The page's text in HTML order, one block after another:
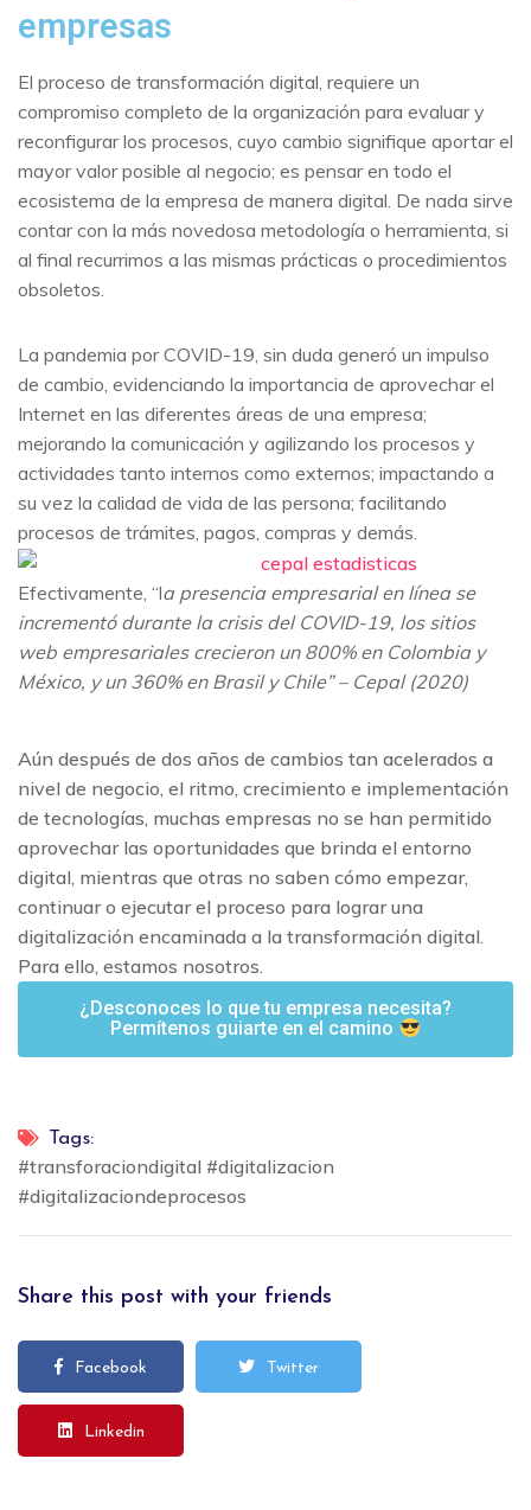
empresas
El proceso de transformación digital, requiere un
compromiso completo de la organización para evaluar y
reconfigurar los procesos, cuyo cambio signifique aportar el
mayor valor posible al negocio; es pensar en todo el
ecosistema de la empresa de manera digital. De nada sirve
contar con la más novedosa metodología o herramienta, si
al final recurrimos a las mismas prácticas o procedimientos
obsoletos.
La pandemia por COVID-19, sin duda generó un impulso
de cambio, evidenciando la importancia de aprovechar el
Internet en las diferentes áreas de una empresa;
mejorando la comunicación y agilizando los procesos y
actividades tanto internos como externos; impactando a
su vez la calidad de vida de las persona; facilitando
procesos de trámites, pagos, compras y demás.
Efectivamente, “la presencia empresarial en línea se
incrementó durante la crisis del COVID-19, los sitios
web empresariales crecieron un 800% en Colombia y
México, y un 360% en Brasil y Chile” – Cepal (2020)
Aún después de dos años de cambios tan acelerados a
nivel de negocio, el ritmo, crecimiento e implementación
de tecnologías, muchas empresas no se han permitido
aprovechar las oportunidades que brinda el entorno
digital, mientras que otras no saben cómo empezar,
continuar o ejecutar el proceso para lograr una
digitalización encaminada a la transformación digital.
Para ello, estamos nosotros.
¿Desconoces lo que tu empresa necesita?
Permítenos guiarte en el camino
Tags:
#transforaciondigital #digitalizacion
#digitalizaciondeprocesos
Share this post with your friends
Facebook Twitter
Linkedin